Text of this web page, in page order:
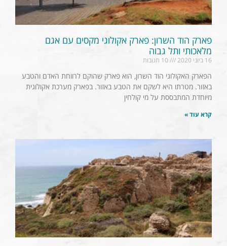
פארק הוד השרון: פארק אקולוגי מקסים עם אגם
מלאכותי ותל גבוה
16 ביוני 2020
הפארק האקולוגי הוד השרון, הוא פארק שהוקם לרווחת האדם והטבע
באזור. מטרתו היא לשקם את הטבע באזור. בפארק מערכת אקולוגית
מיוחדת המתבססת על מי קולחין
קרא עוד »